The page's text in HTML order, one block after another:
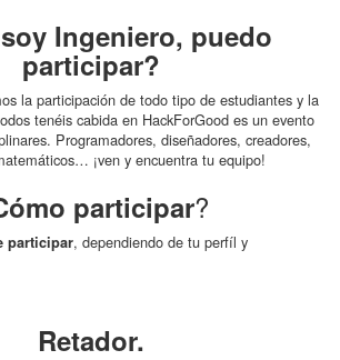
Ingeniero, puedo
participar?
la participación de todo tipo de estudiantes y la
tenéis cabida en HackForGood es un evento
Programadores, diseñadores, creadores,
¡ven y encuentra tu equipo!
participar?
participar, dependiendo de tu perfíl y
Retador.